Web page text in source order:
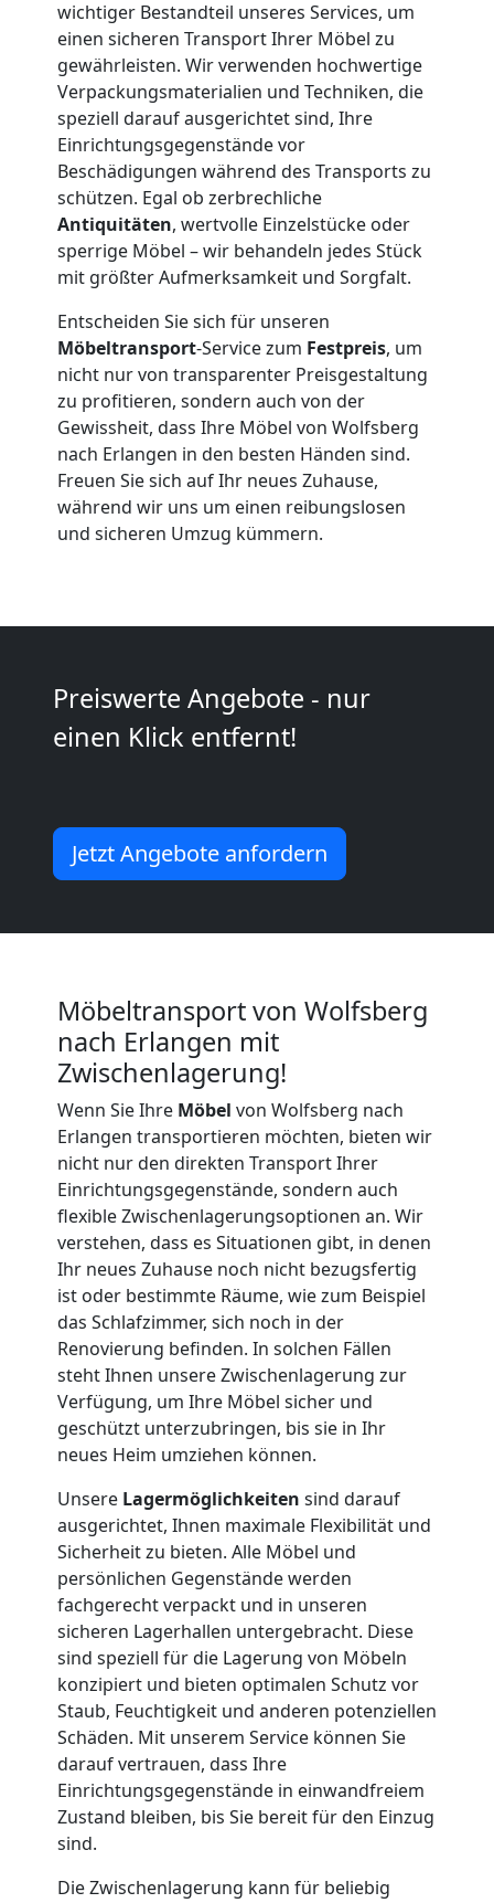
wichtiger Bestandteil unseres Services, um
einen sicheren Transport Ihrer Möbel zu
gewährleisten. Wir verwenden hochwertige
Verpackungsmaterialien und Techniken, die
speziell darauf ausgerichtet sind, Ihre
Einrichtungsgegenstände vor
Beschädigungen während des Transports zu
schützen. Egal ob zerbrechliche
Antiquitäten, wertvolle Einzelstücke oder
sperrige Möbel – wir behandeln jedes Stück
mit größter Aufmerksamkeit und Sorgfalt.
Entscheiden Sie sich für unseren
Möbeltransport-Service zum Festpreis, um
nicht nur von transparenter Preisgestaltung
zu profitieren, sondern auch von der
Gewissheit, dass Ihre Möbel von Wolfsberg
nach Erlangen in den besten Händen sind.
Freuen Sie sich auf Ihr neues Zuhause,
während wir uns um einen reibungslosen
und sicheren Umzug kümmern.
Preiswerte Angebote - nur
einen Klick entfernt!
Jetzt Angebote anfordern
Möbeltransport von Wolfsberg
nach Erlangen mit
Zwischenlagerung!
Wenn Sie Ihre Möbel von Wolfsberg nach
Erlangen transportieren möchten, bieten wir
nicht nur den direkten Transport Ihrer
Einrichtungsgegenstände, sondern auch
flexible Zwischenlagerungsoptionen an. Wir
verstehen, dass es Situationen gibt, in denen
Ihr neues Zuhause noch nicht bezugsfertig
ist oder bestimmte Räume, wie zum Beispiel
das Schlafzimmer, sich noch in der
Renovierung befinden. In solchen Fällen
steht Ihnen unsere Zwischenlagerung zur
Verfügung, um Ihre Möbel sicher und
geschützt unterzubringen, bis sie in Ihr
neues Heim umziehen können.
Unsere Lagermöglichkeiten sind darauf
ausgerichtet, Ihnen maximale Flexibilität und
Sicherheit zu bieten. Alle Möbel und
persönlichen Gegenstände werden
fachgerecht verpackt und in unseren
sicheren Lagerhallen untergebracht. Diese
sind speziell für die Lagerung von Möbeln
konzipiert und bieten optimalen Schutz vor
Staub, Feuchtigkeit und anderen potenziellen
Schäden. Mit unserem Service können Sie
darauf vertrauen, dass Ihre
Einrichtungsgegenstände in einwandfreiem
Zustand bleiben, bis Sie bereit für den Einzug
sind.
Die Zwischenlagerung kann für beliebig
Lagerung
Wolfsberg
Full-
Service-
Umzug
Wolfsberg
Qualitäts-
Umzüge
Wolfsberg
Vereinsumzug
Wolfsberg
Möbeltransport
International
Beiladung
National
Beiladung
International
Internationaler
Umzug
Nationaler
Umzug